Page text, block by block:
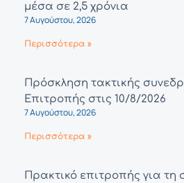
μέσα σε 2,5 χρόνια
7 Αυγούστου, 2026
Περισσότερα »
Πρόσκληση τακτικής
Επιτροπής στις 10/8/2026
7 Αυγούστου, 2026
Περισσότερα »
Πρακτικό επιτροπής για τη